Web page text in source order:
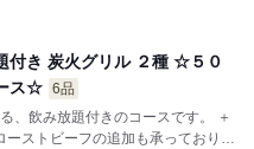
付き 炭火グリル ２種 ☆５０
ス☆ 6品
飲み放題付きのコースです。 ＋
ーストビーフの追加も承っておりま